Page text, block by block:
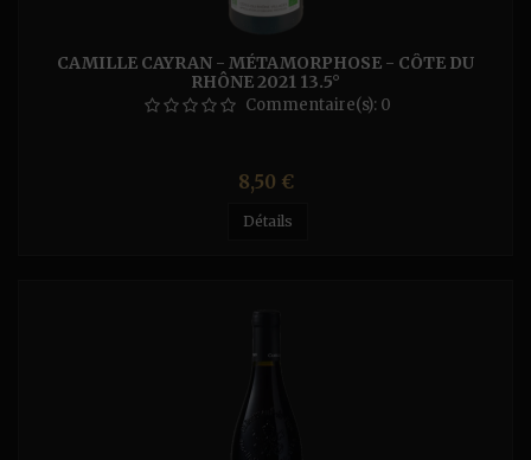
CAMILLE CAYRAN - MÉTAMORPHOSE - CÔTE DU
RHÔNE 2021 13.5°
Commentaire(s): 0
Prix
8,50 €
Détails